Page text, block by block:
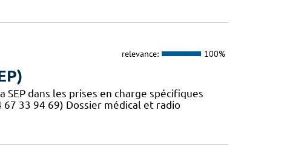
relevance: 100%
dans les prises en charge spécifiques
67 33 94 69) Dossier médical et radio